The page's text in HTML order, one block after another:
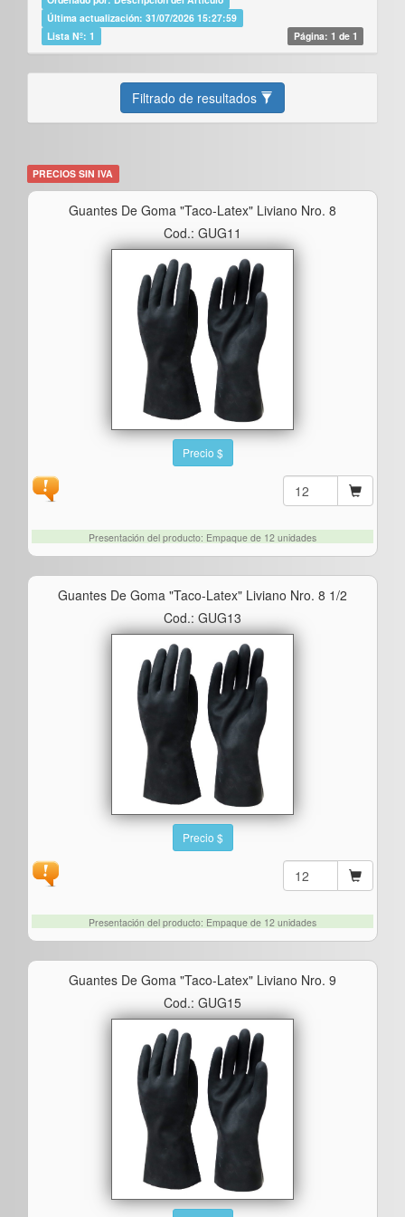
Última actualización: 31/07/2026 15:27:59
Lista Nº: 1
Página: 1 de 1
Filtrado de resultados
PRECIOS SIN IVA
Guantes De Goma "taco-Latex" Liviano Nro. 8
Cod.: GUG11
Precio $
Presentación del producto: Empaque de 12 unidades
Guantes De Goma "taco-Latex" Liviano Nro. 8 1/2
Cod.: GUG13
Precio $
Presentación del producto: Empaque de 12 unidades
Guantes De Goma "taco-Latex" Liviano Nro. 9
Cod.: GUG15